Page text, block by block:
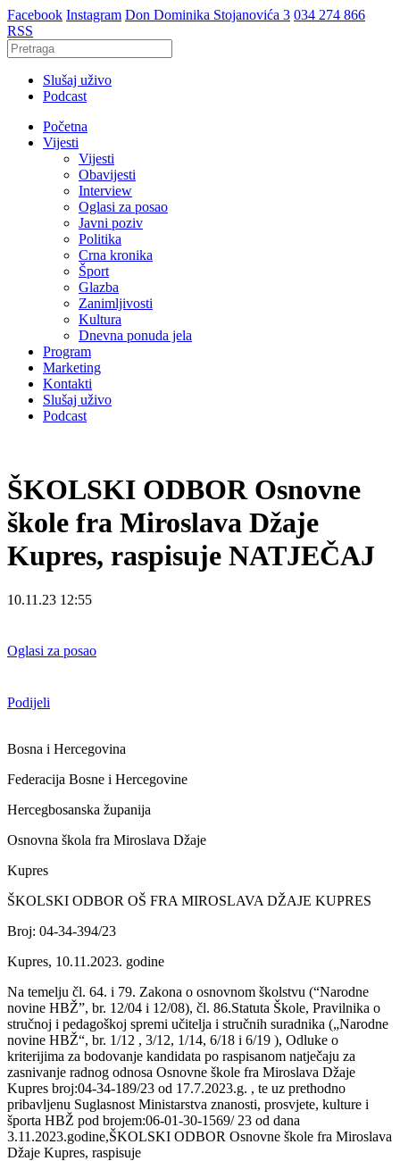
Facebook Instagram Don Dominika Stojanovića 3 034 274 866
RSS
Slušaj uživo
Podcast
Početna
Vijesti
Vijesti
Obavijesti
Interview
Oglasi za posao
Javni poziv
Politika
Crna kronika
Šport
Glazba
Zanimljivosti
Kultura
Dnevna ponuda jela
Program
Marketing
Kontakti
Slušaj uživo
Podcast
ŠKOLSKI ODBOR Osnovne
škole fra Miroslava Džaje
Kupres, raspisuje NATJEČAJ
10.11.23 12:55
Oglasi za posao
Podijeli
Bosna i Hercegovina
Federacija Bosne i Hercegovine
Hercegbosanska županija
Osnovna škola fra Miroslava Džaje
Kupres
ŠKOLSKI ODBOR OŠ FRA MIROSLAVA DŽAJE KUPRES
Broj: 04-34-394/23
Kupres, 10.11.2023. godine
Na temelju čl. 64. i 79. Zakona o osnovnom školstvu (“Narodne
novine HBŽ”, br. 12/04 i 12/08), čl. 86.Statuta Škole, Pravilnika o
stručnoj i pedagoškoj spremi učitelja i stručnih suradnika („Narodne
novine HBŽ“, br. 1/12 , 3/12, 1/14, 6/18 i 6/19 ), Odluke o
kriterijima za bodovanje kandidata po raspisanom natječaju za
zasnivanje radnog odnosa Osnovne škole fra Miroslava Džaje
Kupres broj:04-34-189/23 od 17.7.2023.g. , te uz prethodno
pribavljenu Suglasnost Ministarstva znanosti, prosvjete, kulture i
športa HBŽ pod brojem:06-01-30-1569/ 23 od dana
3.11.2023.godine,ŠKOLSKI ODBOR Osnovne škole fra Miroslava
Džaje Kupres, raspisuje